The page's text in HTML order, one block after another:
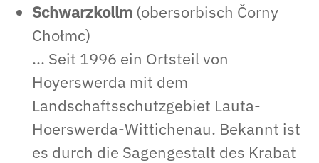
Schwarzkollm (obersorbisch Čorny
Chołmc)
... Seit 1996 ein Ortsteil von
Hoyerswerda mit dem
Landschaftsschutzgebiet Lauta-
Hoerswerda-Wittichenau. Bekannt ist
es durch die Sagengestalt des Krabat